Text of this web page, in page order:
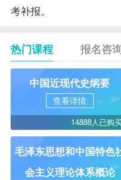
考补报。
热门课程 报名咨
中国近现代史纲要
查看详情
14888人已购
毛泽东思想和中国特色
会主义理论体系概论